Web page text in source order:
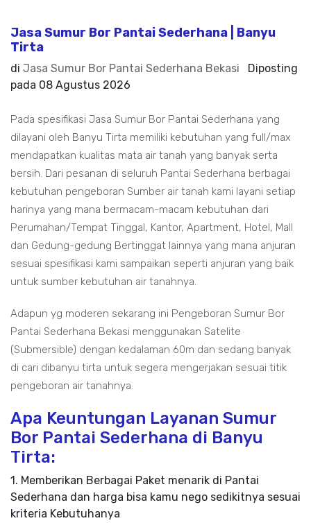
Jasa Sumur Bor Pantai Sederhana | Banyu
Tirta
di Jasa Sumur Bor Pantai Sederhana Bekasi
Diposting
pada 08 Agustus 2026
Pada spesifikasi Jasa Sumur Bor Pantai Sederhana yang
dilayani oleh Banyu Tirta memiliki kebutuhan yang full/max
mendapatkan kualitas mata air tanah yang banyak serta
bersih. Dari pesanan di seluruh Pantai Sederhana berbagai
kebutuhan pengeboran Sumber air tanah kami layani setiap
harinya yang mana bermacam-macam kebutuhan dari
Perumahan/Tempat Tinggal, Kantor, Apartment, Hotel, Mall
dan Gedung-gedung Bertinggat lainnya yang mana anjuran
sesuai spesifikasi kami sampaikan seperti anjuran yang baik
untuk sumber kebutuhan air tanahnya.
Adapun yg moderen sekarang ini Pengeboran Sumur Bor
Pantai Sederhana Bekasi menggunakan Satelite
(Submersible) dengan kedalaman 60m dan sedang banyak
di cari dibanyu tirta untuk segera mengerjakan sesuai titik
pengeboran air tanahnya.
Apa Keuntungan Layanan Sumur
Bor Pantai Sederhana di Banyu
Tirta:
1. Memberikan Berbagai Paket menarik di Pantai
Sederhana dan harga bisa kamu nego sedikitnya sesuai
kriteria Kebutuhanya